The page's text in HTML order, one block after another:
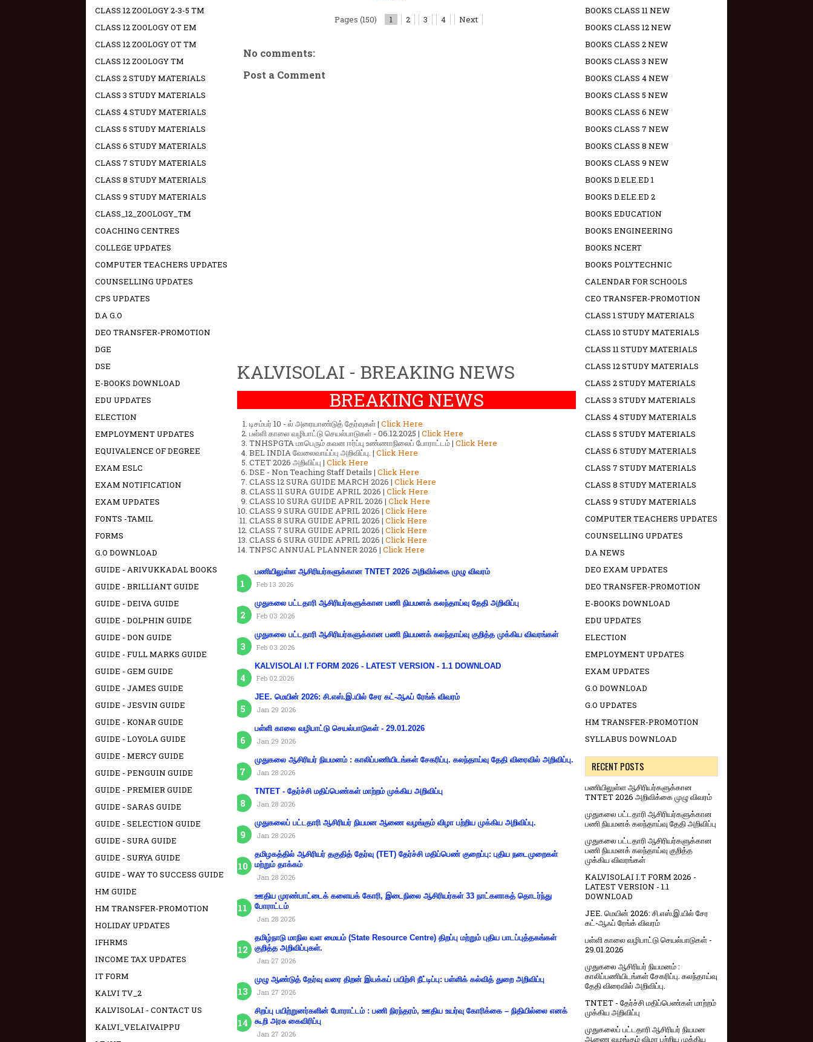
Pages (150) 1 2 3 4 Next
No comments:
Post a Comment
KALVISOLAI - BREAKING NEWS
BREAKING NEWS
டிசம்பர் 10 - ல் அரையாண்டுத் தேர்வுகள் | Click Here
பள்ளி காலை வழிபாட்டு செயல்பாடுகள் - 06.12.2025 | Click Here
TNHSPGTA மாபெரும் கவன ஈர்ப்பு உண்ணாநிலைப் போராட்டம் | Click Here
BEL INDIA வேலைவாய்ப்பு அறிவிப்பு. | Click Here
CTET 2026 அறிவிப்பு | Click Here
DSE - Non Teaching Staff Details | Click Here
CLASS 12 SURA GUIDE MARCH 2026 | Click Here
CLASS 11 SURA GUIDE APRIL 2026 | Click Here
CLASS 10 SURA GUIDE APRIL 2026 | Click Here
CLASS 9 SURA GUIDE APRIL 2026 | Click Here
CLASS 8 SURA GUIDE APRIL 2026 | Click Here
CLASS 7 SURA GUIDE APRIL 2026 | Click Here
CLASS 6 SURA GUIDE APRIL 2026 | Click Here
TNPSC ANNUAL PLANNER 2026 | Click Here
பணியிலுள்ள ஆசிரியர்களுக்கான TNTET 2026 அறிவிக்கை முழு விவரம்
Feb 13 2026
முதுகலை பட்டதாரி ஆசிரியர்களுக்கான பணி நியமனக் கலந்தாய்வு தேதி அறிவிப்பு
Feb 03 2026
முதுகலை பட்டதாரி ஆசிரியர்களுக்கான பணி நியமனக் கலந்தாய்வு குறித்த முக்கிய விவரங்கள்
Feb 03 2026
KALVISOLAI I.T FORM 2026 - LATEST VERSION - 1.1 DOWNLOAD
Feb 02 2026
JEE. மெயின் 2026: சி.எஸ்.இ.யில் சேர கட்-ஆஃப் ரேங்க் விவரம்
Jan 29 2026
பள்ளி காலை வழிபாட்டு செயல்பாடுகள் - 29.01.2026
Jan 29 2026
முதுகலை ஆசிரியர் நியமனம் : காலிப்பணியிடங்கள் சேகரிப்பு. கலந்தாய்வு தேதி விரைவில் அறிவிப்பு.
Jan 28 2026
TNTET - தேர்ச்சி மதிப்பெண்கள் மாற்றம் முக்கிய அறிவிப்பு
Jan 28 2026
முதுகலைப் பட்டதாரி ஆசிரியர் நியமன ஆணை வழங்கும் விழா பற்றிய முக்கிய அறிவிப்பு.
Jan 28 2026
தமிழகத்தில் ஆசிரியர் தகுதித் தேர்வு (TET) தேர்ச்சி மதிப்பெண் குறைப்பு: புதிய நடைமுறைகள்
மற்றும் தாக்கம்
Jan 28 2026
ஊதிய முரண்பாட்டைக் களையக் கோரி, இடைநிலை ஆசிரியர்கள் 33 நாட்களாகத் தொடர்ந்து
போராட்டம்
Jan 28 2026
தமிழ்நாடு மாநில வள மையம் (State Resource Centre) திறப்பு மற்றும் புதிய பாடப்புத்தகங்கள்
குறித்த அறிவிப்புகள்.
Jan 27 2026
முழு ஆண்டுத் தேர்வு வரை திறன் இயக்கப் பயிற்சி நீட்டிப்பு: பள்ளிக் கல்வித் துறை அறிவிப்பு
Jan 27 2026
சிறப்பு பயிற்றுனர்களின் போராட்டம் : பணி நிரந்தரம், ஊதிய உயர்வு கோரிக்கை – நிதியில்லை எனக்
கூறி அரசு கைவிரிப்பு
Jan 27 2026
CLASS 12 ZOOLOGY 2-3-5 TM
CLASS 12 ZOOLOGY OT EM
CLASS 12 ZOOLOGY OT TM
CLASS 12 ZOOLOGY TM
CLASS 2 STUDY MATERIALS
CLASS 3 STUDY MATERIALS
CLASS 4 STUDY MATERIALS
CLASS 5 STUDY MATERIALS
CLASS 6 STUDY MATERIALS
CLASS 7 STUDY MATERIALS
CLASS 8 STUDY MATERIALS
CLASS 9 STUDY MATERIALS
CLASS_12_ZOOLOGY_TM
COACHING CENTRES
COLLEGE UPDATES
COMPUTER TEACHERS UPDATES
COUNSELLING UPDATES
CPS UPDATES
D.A G.O
DEO TRANSFER-PROMOTION
DGE
DSE
E-BOOKS DOWNLOAD
EDU UPDATES
ELECTION
EMPLOYMENT UPDATES
EQUIVALENCE OF DEGREE
EXAM ESLC
EXAM NOTIFICATION
EXAM UPDATES
FONTS -TAMIL
FORMS
G.O DOWNLOAD
GUIDE - ARIVUKKADAL BOOKS
GUIDE - BRILLIANT GUIDE
GUIDE - DEIVA GUIDE
GUIDE - DOLPHIN GUIDE
GUIDE - DON GUIDE
GUIDE - FULL MARKS GUIDE
GUIDE - GEM GUIDE
GUIDE - JAMES GUIDE
GUIDE - JESVIN GUIDE
GUIDE - KONAR GUIDE
GUIDE - LOYOLA GUIDE
GUIDE - MERCY GUIDE
GUIDE - PENGUIN GUIDE
GUIDE - PREMIER GUIDE
GUIDE - SARAS GUIDE
GUIDE - SELECTION GUIDE
GUIDE - SURA GUIDE
GUIDE - SURYA GUIDE
GUIDE - WAY TO SUCCESS GUIDE
HM GUIDE
HM TRANSFER-PROMOTION
HOLIDAY UPDATES
IFHRMS
INCOME TAX UPDATES
IT FORM
KALVI TV_2
KALVISOLAI - CONTACT US
KALVI_VELAIVAIPPU
BOOKS CLASS 11 NEW
BOOKS CLASS 12 NEW
BOOKS CLASS 2 NEW
BOOKS CLASS 3 NEW
BOOKS CLASS 4 NEW
BOOKS CLASS 5 NEW
BOOKS CLASS 6 NEW
BOOKS CLASS 7 NEW
BOOKS CLASS 8 NEW
BOOKS CLASS 9 NEW
BOOKS D.ELE.ED 1
BOOKS D.ELE.ED 2
BOOKS EDUCATION
BOOKS ENGINEERING
BOOKS NCERT
BOOKS POLYTECHNIC
CALENDAR FOR SCHOOLS
CEO TRANSFER-PROMOTION
CLASS 1 STUDY MATERIALS
CLASS 10 STUDY MATERIALS
CLASS 11 STUDY MATERIALS
CLASS 12 STUDY MATERIALS
CLASS 2 STUDY MATERIALS
CLASS 3 STUDY MATERIALS
CLASS 4 STUDY MATERIALS
CLASS 5 STUDY MATERIALS
CLASS 6 STUDY MATERIALS
CLASS 7 STUDY MATERIALS
CLASS 8 STUDY MATERIALS
CLASS 9 STUDY MATERIALS
COMPUTER TEACHERS UPDATES
COUNSELLING UPDATES
D.A NEWS
DEO EXAM UPDATES
DEO TRANSFER-PROMOTION
E-BOOKS DOWNLOAD
EDU UPDATES
ELECTION
EMPLOYMENT UPDATES
EXAM UPDATES
G.O DOWNLOAD
G.O UPDATES
HM TRANSFER-PROMOTION
SYLLABUS DOWNLOAD
RECENT POSTS
பணியிலுள்ள ஆசிரியர்களுக்கான
TNTET 2026 அறிவிக்கை முழு விவரம்
முதுகலை பட்டதாரி ஆசிரியர்களுக்கான
பணி நியமனக் கலந்தாய்வு தேதி அறிவிப்பு
முதுகலை பட்டதாரி ஆசிரியர்களுக்கான
பணி நியமனக் கலந்தாய்வு குறித்த
முக்கிய விவரங்கள்
KALVISOLAI I.T FORM 2026 -
LATEST VERSION - 1.1
DOWNLOAD
JEE. மெயின் 2026: சி.எஸ்.இ.யில் சேர
கட்-ஆஃப் ரேங்க் விவரம்
பள்ளி காலை வழிபாட்டு செயல்பாடுகள் -
29.01.2026
முதுகலை ஆசிரியர் நியமனம் :
காலிப்பணியிடங்கள் சேகரிப்பு. கலந்தாய்வு
தேதி விரைவில் அறிவிப்பு.
TNTET - தேர்ச்சி மதிப்பெண்கள் மாற்றம்
முக்கிய அறிவிப்பு
முதுகலைப் பட்டதாரி ஆசிரியர் நியமன
ஆணை வழங்கும் விழா பற்றிய முக்கிய